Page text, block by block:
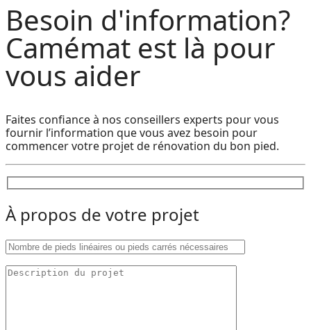
Besoin d'information?
Camémat est là pour
vous aider
Faites confiance à nos conseillers experts pour vous
fournir l’information que vous avez besoin pour
commencer votre projet de rénovation du bon pied.
À propos de votre projet